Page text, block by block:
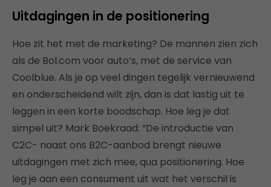
Uitdagingen in de positionering
Hoe zit het met de marketing? De mannen zien zich
als de Bol.com voor auto’s, met de service van
Coolblue. Als je op veel dingen tegelijk vernieuwend
en onderscheidend wilt zijn, dan is dat lastig uit te
leggen in een korte boodschap. Hoe leg je dat
simpel uit? Mark Boekraad: “De introductie van
C2C- naast ons B2C-aanbod brengt nieuwe
uitdagingen met zich mee, qua positionering. Hoe
leg je aan een consument uit wat het verschil is